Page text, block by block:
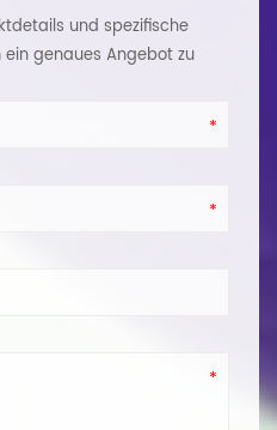
und spezifische
genaues Angebot zu